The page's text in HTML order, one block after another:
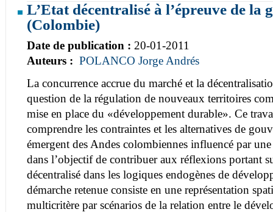
L’Etat décentralisé à l’épreuve de la
(Colombie)
Date de publication : 20-01-2011
Auteurs : POLANCO Jorge Andrés
La concurrence accrue du marché et la
question de la régulation de nouveaux territoires
mise en place du «développement durable». Ce
comprendre les contraintes et les alternatives de
émergent des Andes colombiennes influencé par
dans l’objectif de contribuer aux réflexions portant
décentralisé dans les logiques endogènes de
démarche retenue consiste en une représentation
multicritère par scénarios de la relation entre le